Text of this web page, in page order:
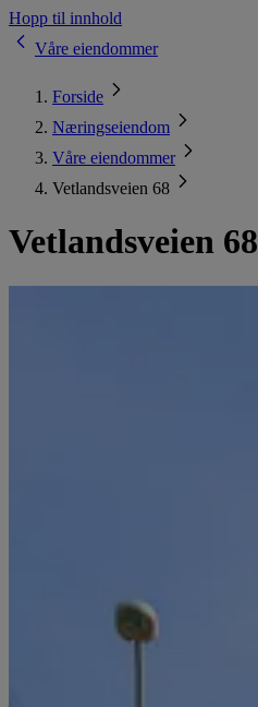
Hopp til innhold
Våre eiendommer
Forside
Næringseiendom
Våre eiendommer
Vetlandsveien 68
Vetlandsveien 68